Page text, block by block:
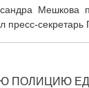
Мешкова
пресс-
ПОЛИЦИЮ